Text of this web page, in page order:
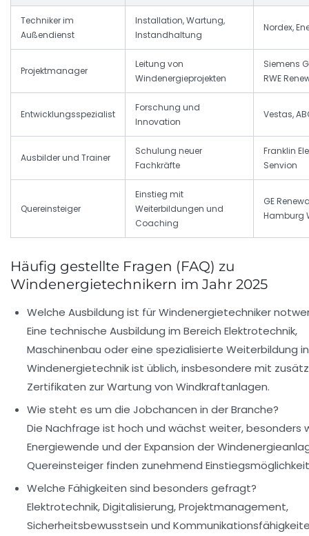
Techniker im
Außendienst
Installation, Wartung,
Instandhaltung
Nordex,
Projektmanager
Leitung von
Windenergieprojekten
Siemens
RWE
Entwicklungsspezialist
Forschung und
Innovation
Vestas,
Ausbilder und Trainer
Schulung neuer
Fachkräfte
Franklin
Senvion
Quereinsteiger
Einstieg mit
Weiterbildungen und
Coaching
GE
Hamburg
Häufig gestellte Fragen (FAQ) zu
Windenergietechnikern im Jahr 2025
Welche Ausbildung ist für Windenergietechniker
Eine technische Ausbildung im Bereich Elektrotechnik,
Maschinenbau oder eine spezialisierte Weiterbildung in
Windenergietechnik ist üblich, insbesondere mit
Zertifikaten zur Wartung von Windkraftanlagen.
Wie steht es um die Jobchancen in der Branche?
Die Nachfrage ist hoch und wächst weiter, besonders
Energiewende und der Expansion der
Quereinsteiger finden zunehmend
Welche Fähigkeiten sind besonders gefragt?
Elektrotechnik, Digitalisierung, Projektmanagement,
Sicherheitsbewusstsein und